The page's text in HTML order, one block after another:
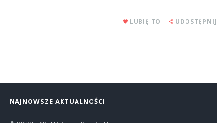
LUBIĘ TO UDOSTĘPNIJ
NAJNOWSZE AKTUALNOŚCI